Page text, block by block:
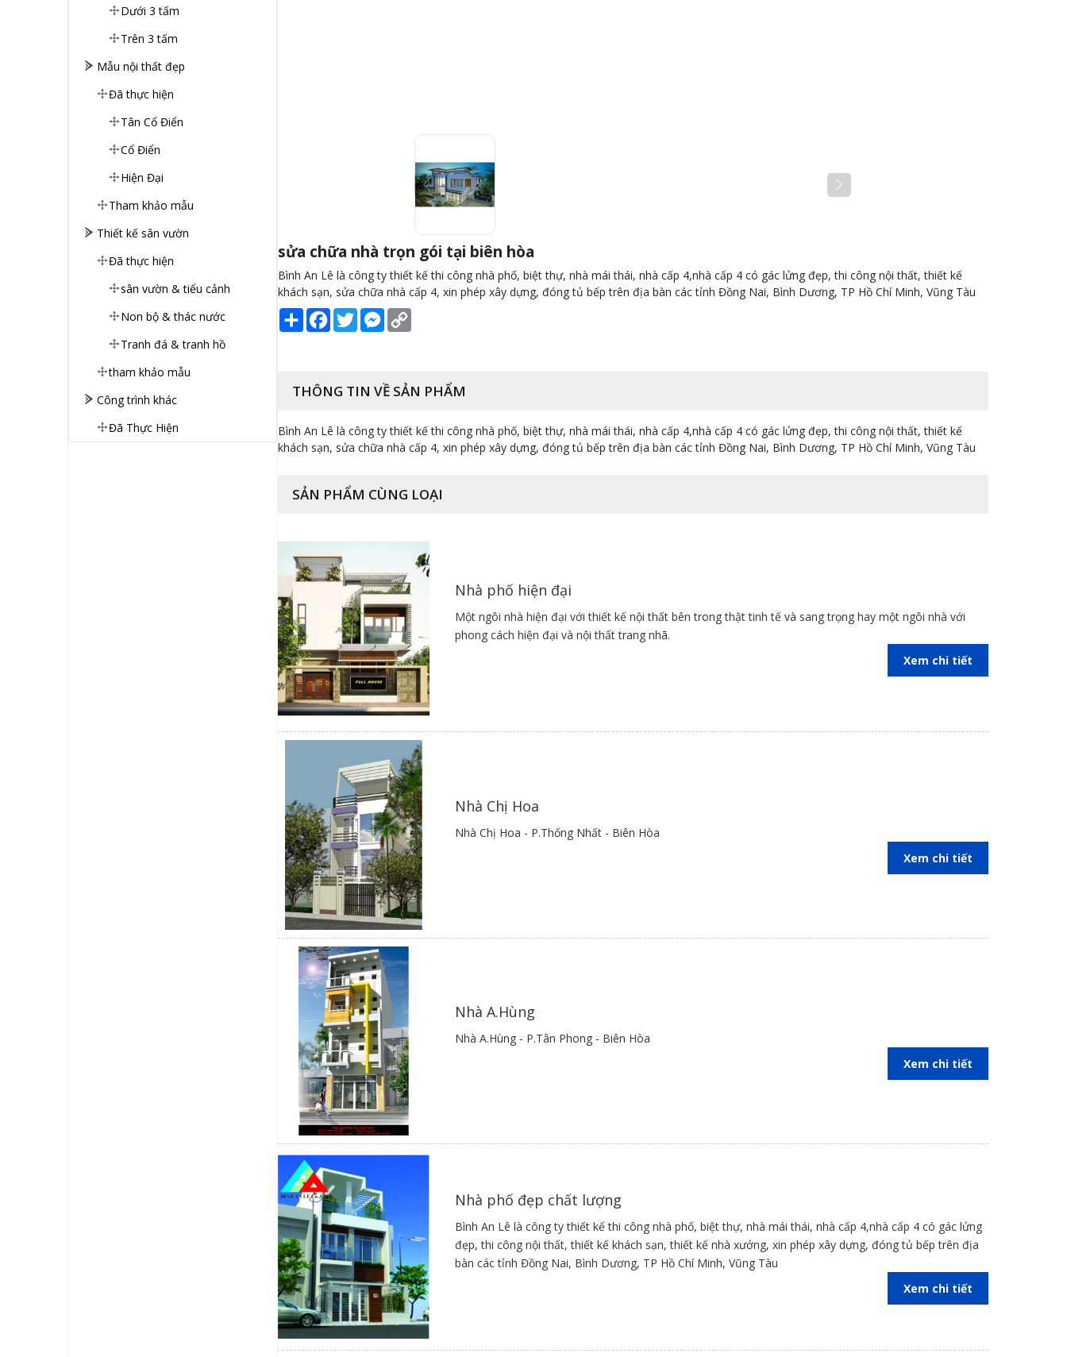
Dưới 3 tấm
Trên 3 tấm
Mẫu nội thất đẹp
Đã thực hiện
Tân Cổ Điển
Cổ Điển
Hiện Đại
Tham khảo mẫu
Thiết kế sân vườn
Đã thực hiện
sân vườn & tiểu cảnh
Non bộ & thác nước
Tranh đá & tranh hồ
tham khảo mẫu
Công trình khác
Đã Thực Hiện
sửa chữa nhà trọn gói tại biên hòa
Bình An Lê là công ty thiết kế thi công nhà phố, biệt thự, nhà mái thái, nhà cấp 4,nhà cấp 4 có gác lửng đẹp, thi công nội thất, thiết kế
khách sạn, sửa chữa nhà cấp 4, xin phép xây dựng, đóng tủ bếp trên địa bàn các tỉnh Đồng Nai, Bình Dương, TP Hồ Chí Minh, Vũng Tàu
ShareFacebook
TwitterMessenger
Copy
Link
THÔNG TIN VỀ SẢN PHẨM
Bình An Lê là công ty thiết kế thi công nhà phố, biệt thự, nhà mái thái, nhà cấp 4,nhà cấp 4 có gác lửng đẹp, thi công nội thất, thiết kế
khách sạn, sửa chữa nhà cấp 4, xin phép xây dựng, đóng tủ bếp trên địa bàn các tỉnh Đồng Nai, Bình Dương, TP Hồ Chí Minh, Vũng Tàu
SẢN PHẨM CÙNG LOẠI
Nhà phố hiện đại
Một ngôi nhà hiện đại với thiết kế nội thất bên trong thật tinh tế và sang trọng hay một ngôi nhà với
phong cách hiện đại và nội thất trang nhã.
Xem chi tiết
Nhà Chị Hoa
Nhà Chị Hoa - P.Thống Nhất - Biên Hòa
Xem chi tiết
Nhà A.Hùng
Nhà A.Hùng - P.Tân Phong - Biên Hòa
Xem chi tiết
Nhà phố đẹp chất lượng
Bình An Lê là công ty thiết kế thi công nhà phố, biệt thự, nhà mái thái, nhà cấp 4,nhà cấp 4 có gác lửng
đẹp, thi công nội thất, thiết kế khách sạn, thiết kế nhà xưởng, xin phép xây dựng, đóng tủ bếp trên địa
bàn các tỉnh Đồng Nai, Bình Dương, TP Hồ Chí Minh, Vũng Tàu
Xem chi tiết